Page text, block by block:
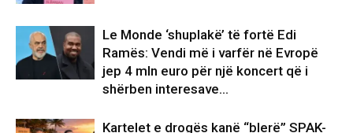
Le Monde ‘shuplakë’ të fortë Edi
Ramës: Vendi më i varfër në Evropë
jep 4 mln euro për një koncert që i
shërben interesave...
Kartelet e drogës kanë “blerë” SPAK-